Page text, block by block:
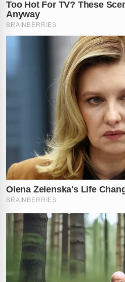
“Xand e Wesley acharam que
noite. Natanzinho foi lá e disse:
brincou um usuário no
“Natanzinho segue sendo o
se espalhava pelas
O caso ganhou enorme
os fãs dos três artistas. Até o
não se manifestou
há informações se ele
teve outras consequências.
Marca aquele amigo que
nos comentários: você já
parecida ou conhece quem já
lugar por seguranças?
Socorro